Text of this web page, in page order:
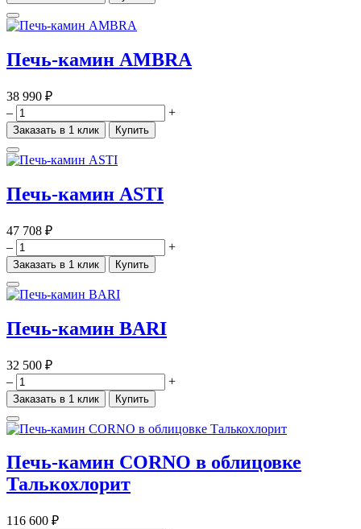
Печь-камин AMBRA
38 990 ₽
–
+
Заказать в 1 клик Купить
Печь-камин ASTI
47 708 ₽
–
+
Заказать в 1 клик Купить
Печь-камин BARI
32 500 ₽
–
+
Заказать в 1 клик Купить
Печь-камин CORNO в облицовке
Талькохлорит
116 600 ₽